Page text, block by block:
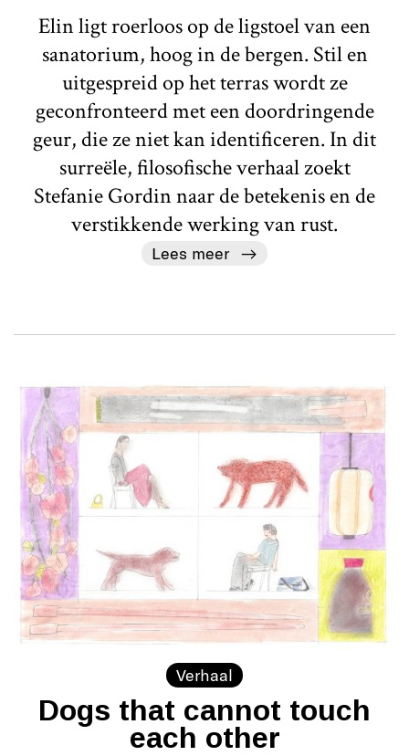
Elin ligt roerloos op de ligstoel van een
sanatorium, hoog in de bergen. Stil en
uitgespreid op het terras wordt ze
geconfronteerd met een doordringende
geur, die ze niet kan identificeren. In dit
surreële, filosofische verhaal zoekt
Stefanie Gordin naar de betekenis en de
verstikkende werking van rust.
Lees meer
Verhaal
Dogs that cannot touch
each other